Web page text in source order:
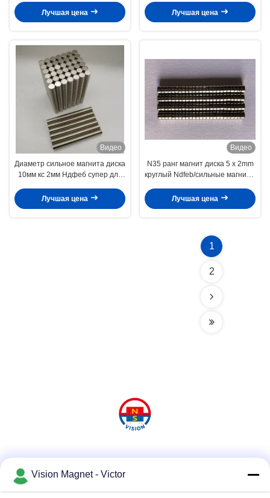
супер
Лучшая цена
прейскуранту завода-
изготовителя мини
Лучшая цена
Видео
Диаметр сильное магнита диска
10мм кс 2мм Ндфеб супер для
Лучшая цена
Видео
N35 ранг магнит диска 5 x 2mm
круглый Ndfeb/сильные магниты
Лучшая цена
1
2
Vision Magnet - Victor